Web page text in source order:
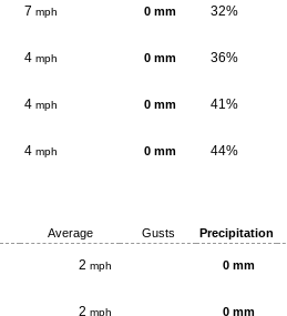
7 mph 0 mm 32%
4 mph 0 mm 36%
4 mph 0 mm 41%
4 mph 0 mm 44%
Average Gusts Precipitation
2 mph 0 mm
2 mph 0 mm